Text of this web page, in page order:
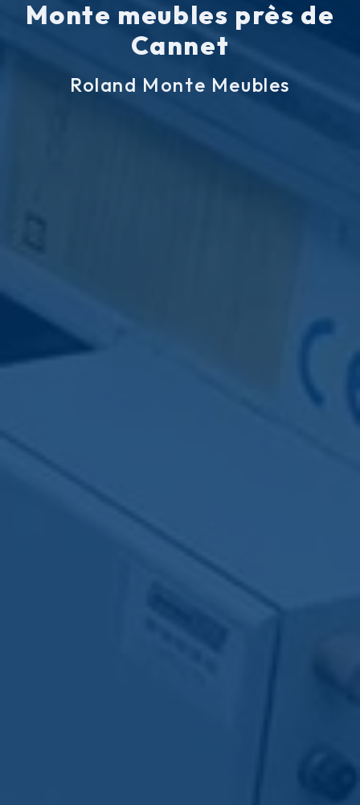
Monte meubles près de
Cannet
Roland Monte Meubles